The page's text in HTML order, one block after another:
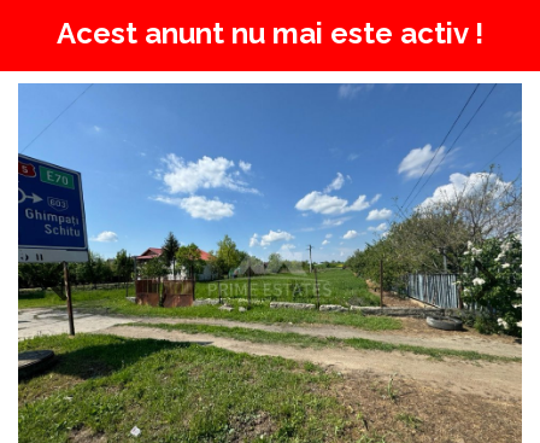
Acest anunt nu mai este activ !